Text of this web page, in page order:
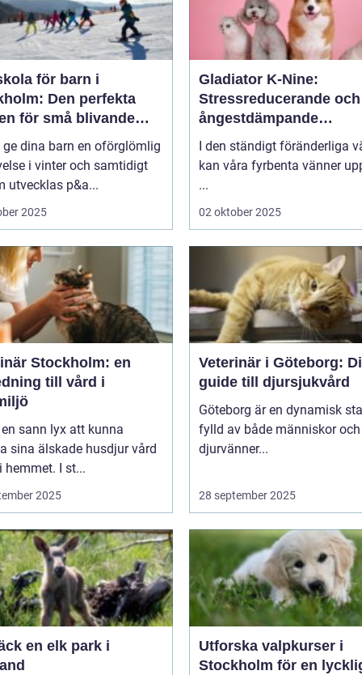
för barn i
Den perfekta
för små blivande
ge dina barn en oförglömlig
i vinter och samtidigt
utvecklas p&a...
2025
Gladiator K-Nine:
Stressreducerande och
ångestdämpande
hundhalsband
I den ständigt föränderliga
kan våra fyrbenta vänner
...
02 oktober 2025
Stockholm: en
till vård i
sann lyx att kunna
sina älskade husdjur vård
hemmet. I st...
2025
Veterinär i Göteborg:
guide till djursjukvård
Göteborg är en dynamisk
fylld av både människor
djurvänner...
28 september 2025
en elk park i
Utforska valpkurser i
Stockholm för en